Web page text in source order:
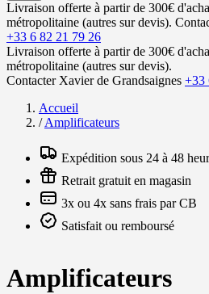
Livraison offerte à partir de 300€
métropolitaine (autres sur devis).
+33 6 82 21 79 26
Livraison offerte à partir de 300€
métropolitaine (autres sur devis).
Contacter Xavier de Grandsaignes +33
Accueil
/ Amplificateurs
Expédition sous 24 à 48
Retrait gratuit en magasin
3x ou 4x sans frais par CB
Satisfait ou remboursé
Amplificateurs